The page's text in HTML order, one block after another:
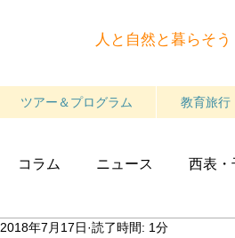
人と自然と暮らそう
ツアー＆プログラム 教育旅行
コラム ニュース 西表・
2018年7月17日 読了時間: 1分